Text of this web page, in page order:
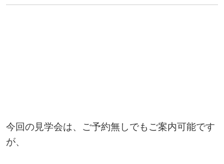
今回の見学会は、ご予約無しでもご案内可能です
が、